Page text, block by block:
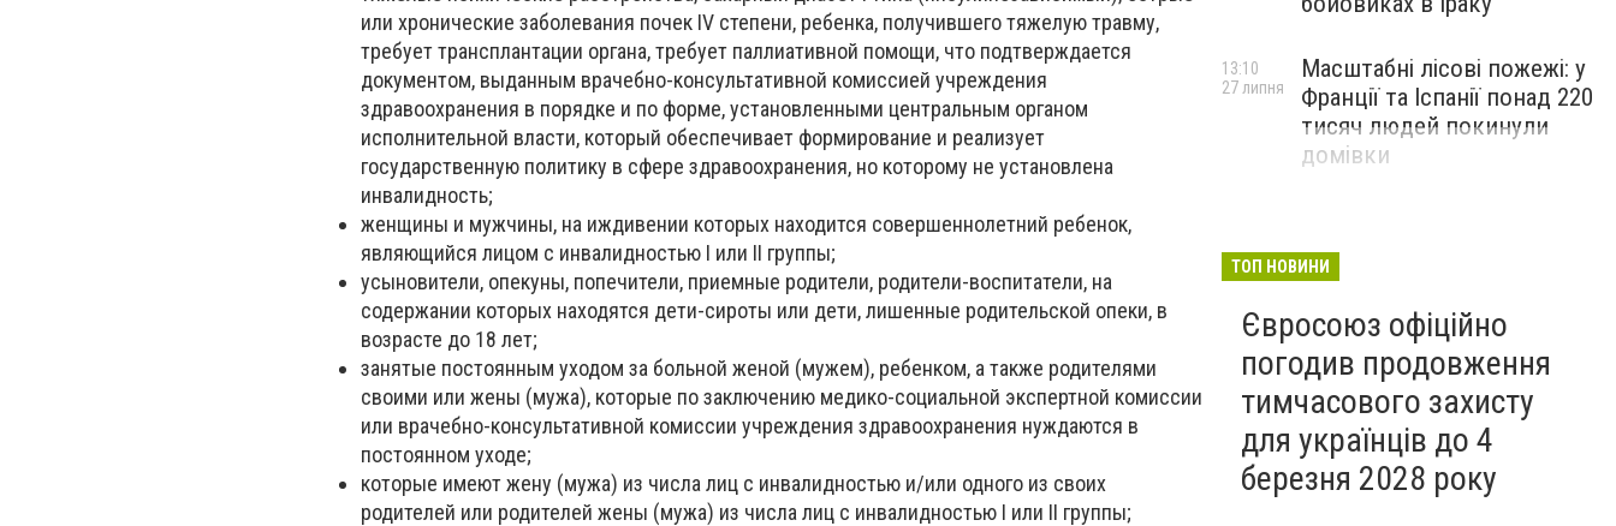
или хронические заболевания почек IV степени, ребенка, получившего тяжелую травму,
требует трансплантации органа, требует паллиативной помощи, что подтверждается
документом, выданным врачебно-консультативной комиссией учреждения
здравоохранения в порядке и по форме, установленными центральным органом
исполнительной власти, который обеспечивает формирование и реализует
государственную политику в сфере здравоохранения, но которому не установлена
инвалидность;
женщины и мужчины, на иждивении которых находится совершеннолетний ребенок,
являющийся лицом с инвалидностью I или II группы;
усыновители, опекуны, попечители, приемные родители, родители-воспитатели, на
содержании которых находятся дети-сироты или дети, лишенные родительской опеки, в
возрасте до 18 лет;
занятые постоянным уходом за больной женой (мужем), ребенком, а также родителями
своими или жены (мужа), которые по заключению медико-социальной экспертной комиссии
или врачебно-консультативной комиссии учреждения здравоохранения нуждаются в
постоянном уходе;
которые имеют жену (мужа) из числа лиц с инвалидностью и/или одного из своих
родителей или родителей жены (мужа) из числа лиц с инвалидностью I или II группы;
Масштабні лісові пожежі: у
Франції та Іспанії понад 220
тисяч людей покинули
домівки
13:10
27 липня
ТОП НОВИНИ
Євросоюз офіційно
погодив продовження
тимчасового захисту
для українців до 4
березня 2028 року